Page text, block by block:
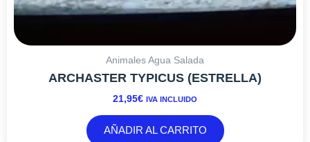
Animales Agua Salada
ARCHASTER TYPICUS (ESTRELLA)
21,95€ IVA INCLUIDO
AÑADIR AL CARRITO